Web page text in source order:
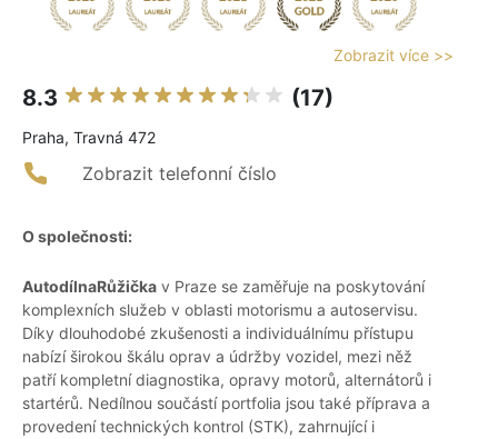
Zobrazit více >>
8.3 (17)
Praha, Travná 472
Zobrazit telefonní číslo
O společnosti:
AutodílnaRůžička v Praze se zaměřuje na poskytování
komplexních služeb v oblasti motorismu a autoservisu.
Díky dlouhodobé zkušenosti a individuálnímu přístupu
nabízí širokou škálu oprav a údržby vozidel, mezi něž
patří kompletní diagnostika, opravy motorů, alternátorů i
startérů. Nedílnou součástí portfolia jsou také příprava a
provedení technických kontrol (STK), zahrnující i